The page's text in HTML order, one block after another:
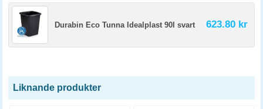
Durabin Eco Tunna Idealplast 90l svart 623.80 kr
Liknande produkter